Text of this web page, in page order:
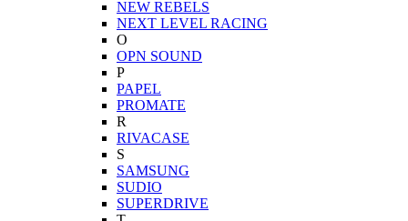
NEW REBELS
NEXT LEVEL RACING
O
OPN SOUND
P
PAPEL
PROMATE
R
RIVACASE
S
SAMSUNG
SUDIO
SUPERDRIVE